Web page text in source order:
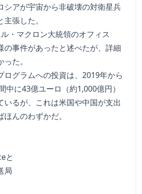
シアが宇宙から非破壊の対衛星兵
張した。
・マクロン大統領のオフィス
の事件があったと述べたが、詳細
た。
ログラムへの投資は、2019年から
中に43億ユーロ（約1,000億円）
いるが、これは米国や中国が支出
んのわずかだ。